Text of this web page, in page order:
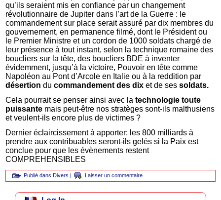
qu’ils seraient mis en confiance par un changement
révolutionnaire de Jupiter dans l’art de la Guerre : le
commandement sur place serait assuré par dix membres du
gouvernement, en permanence filmé, dont le Président ou
le Premier Ministre et un cordon de 1000 soldats chargé de
leur présence à tout instant, selon la technique romaine des
boucliers sur la tête, des boucliers BDE à inventer
évidemment, jusqu’à la victoire, Pouvoir en tête comme
Napoléon au Pont d’Arcole en Italie ou à la reddition par
désertion ducommandement des dix et de sessoldats.
Cela pourrait se penser ainsi avec latechnologie toute
puissante mais peut-être nos stratèges sont-ils malthusiens
et veulent-ils encore plus de victimes ?
Dernier éclaircissement à apporter: les 800 milliards à
prendre aux contribuables seront-ils gelés si la Paix est
conclue pour que les évènements restent
COMPREHENSIBLES
Publié dans Divers | Laisser un commentaire